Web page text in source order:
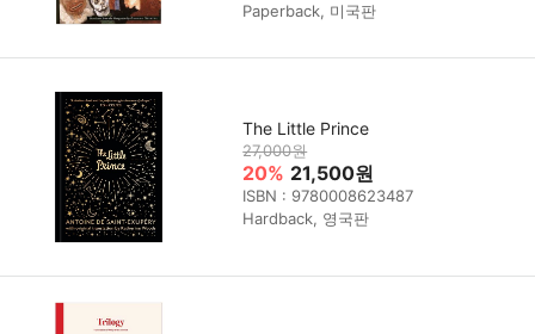
Paperback, 미국판
The Little Prince
27,000원
20% 21,500원
ISBN : 9780008623487
Hardback, 영국판